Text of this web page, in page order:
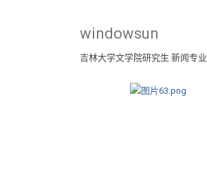
windowsun
吉林大学文学院研究生 新闻专业